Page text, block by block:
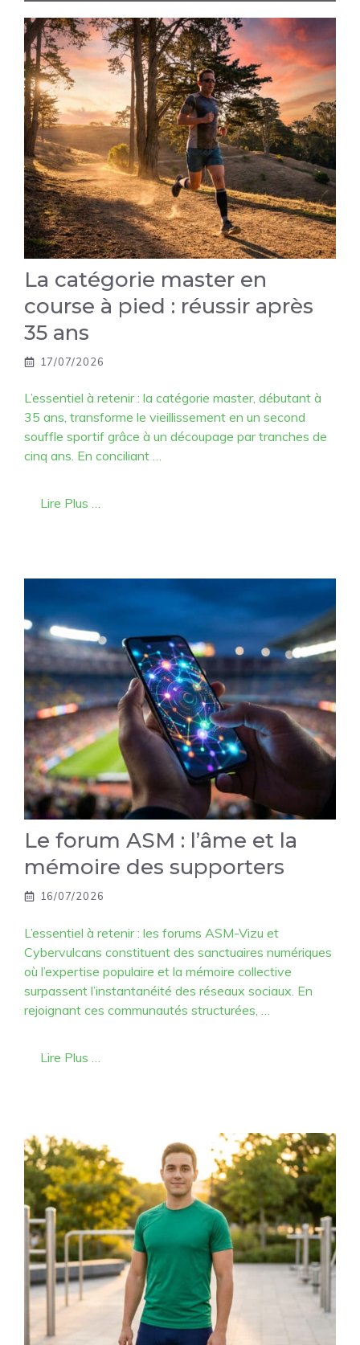
La catégorie master en
course à pied : réussir après
35 ans
17/07/2026
L’essentiel à retenir : la catégorie master, débutant à
35 ans, transforme le vieillissement en un second
souffle sportif grâce à un découpage par tranches de
cinq ans. En conciliant …
Lire Plus …
Le forum ASM : l’âme et la
mémoire des supporters
16/07/2026
L’essentiel à retenir : les forums ASM-Vizu et
Cybervulcans constituent des sanctuaires numériques
où l’expertise populaire et la mémoire collective
surpassent l’instantanéité des réseaux sociaux. En
rejoignant ces communautés structurées, …
Lire Plus …